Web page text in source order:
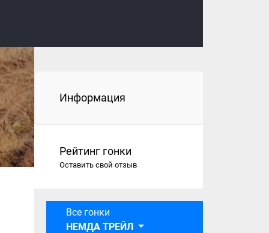
Информация
Рейтинг гонки
Оставить свой отзыв
Все гонки
НЕМДА ТРЕЙЛ